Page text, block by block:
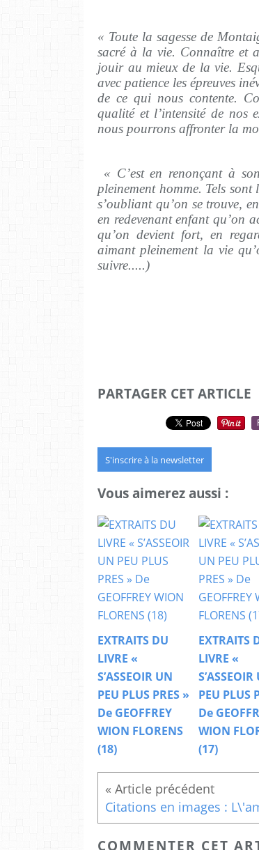
« Toute la sagesse de
sacré à la vie. Connaître et
jouir au mieux de la vie.
avec patience les épreuves
de ce qui nous contente.
qualité et l’intensité de nos
nous pourrons affronter la
« C’est en renonçant à
pleinement homme. Tels sont
s’oubliant qu’on se trouve,
en redevenant enfant qu’on
qu’on devient fort, en
aimant pleinement la vie
suivre.....)
PARTAGER CET ARTICLE
S'inscrire à la newsletter
Vous aimerez aussi :
EXTRAITS DU
LIVRE «
S’ASSEOIR UN
PEU PLUS PRES »
De GEOFFREY
WION FLORENS
(18)
EXTRAITS
LIVRE «
S’ASSEOIR
PEU PLUS
De
WION
(17)
COMMENTER CET